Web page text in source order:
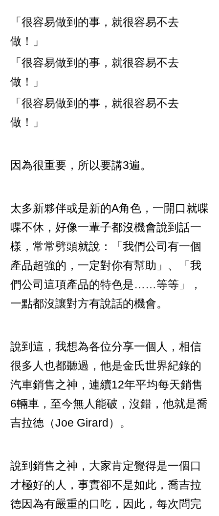
「很容易做到的事，就很容易不去
做！」
「很容易做到的事，就很容易不去
做！」
「很容易做到的事，就很容易不去
做！」
因為很重要，所以要講3遍。
太多新夥伴或是新的A角色，一開口就喋
喋不休，好像一輩子都沒機會說到話一
樣，常常劈頭就說：「我們公司有一個
產品超強的，一定對你有幫助」、「我
們公司這項產品的特色是……等等」，
一點都沒讓對方有說話的機會。
說到這，我想為各位分享一個人，相信
很多人也都聽過，他是金氏世界紀錄的
汽車銷售之神，連續12年平均每天銷售
6輛車，至今無人能破，沒錯，他就是喬
吉拉德（Joe Girard）。
說到銷售之神，大家肯定覺得是一個口
才極好的人，事實卻不是如此，喬吉拉
德因為有嚴重的口吃，因此，每次問完